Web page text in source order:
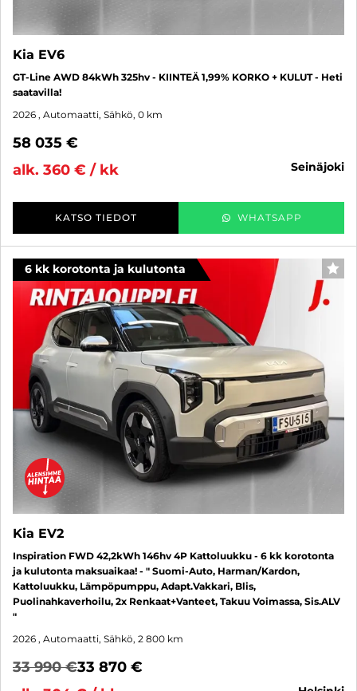
Kia EV6
GT-Line AWD 84kWh 325hv - KIINTEÄ 1,99% KORKO + KULUT - Heti
saatavilla!
2026 , Automaatti, Sähkö, 0 km
58 035 €
alk. 360 € / kk
seinäjoki
KATSO TIEDOT WHATSAPP
6 kk korotonta ja kulutonta
Kia EV2
Inspiration FWD 42,2kWh 146hv 4P Kattoluukku - 6 kk korotonta
ja kulutonta maksuaikaa! - " Suomi-Auto, Harman/Kardon,
Kattoluukku, Lämpöpumppu, Adapt.Vakkari, Blis,
Puolinahkaverhoilu, 2x Renkaat+Vanteet, Takuu Voimassa, Sis.ALV
"
2026 , Automaatti, Sähkö, 2 800 km
33 990 €33 870 €